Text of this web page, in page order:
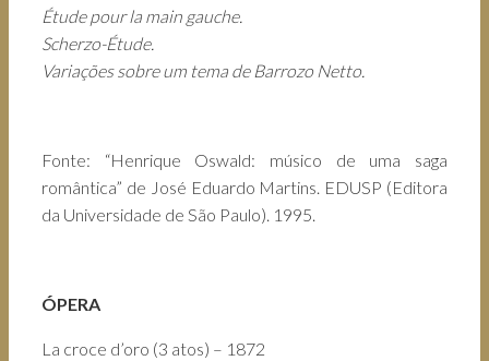
Étude pour la main gauche.
Scherzo-Étude.
Variações sobre um tema de Barrozo Netto.
Fonte: “Henrique Oswald: músico de uma saga
romântica” de José Eduardo Martins. EDUSP (Editora
da Universidade de São Paulo). 1995.
ÓPERA
La croce d’oro (3 atos) – 1872